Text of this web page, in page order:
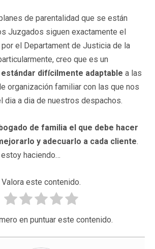
de parentalidad que se están
Juzgados siguen exactamente el
el Departament de Justicia de la
creo que es un
difícilmente adaptable a las
organización familiar con las que nos
dia a dia de nuestros despachos.
de familia el que debe hacer
y adecuarlo a cada cliente.
haciendo…
Valora este contenido.
en puntuar este contenido.